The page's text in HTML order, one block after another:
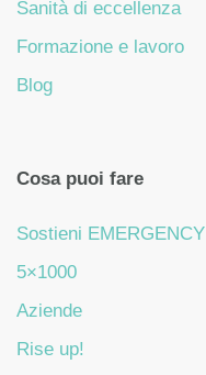
Sanità di eccellenza
Formazione e lavoro
Blog
Cosa puoi fare
Sostieni EMERGENCY
5×1000
Aziende
Rise up!